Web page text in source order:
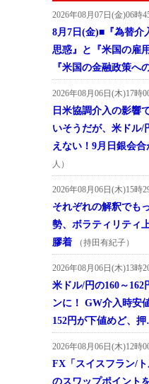
2026年08月07日(金)06時
8月7日(金)■『為替介
思惑』と『米国の雇
『米国の金融政策へ
2026年08月06日(木)17時
日米協調介入の影響
いそうだが、米ドル/
えない！9月日銀会
人）
2026年08月06日(木)15時
それぞれの解釈でも
勢、ボラティリティ
膠着
（持田有紀子）
2026年08月06日(木)13時
米ドル/円の160～162
ンに！ GW介入時安
152円が下値めど、
2026年08月06日(木)12時
FX「スイスフラン/
のスワップポイント